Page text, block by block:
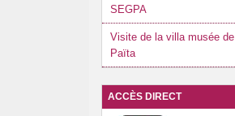
SEGPA
Visite de la villa musée de
Païta
ACCÈS DIRECT